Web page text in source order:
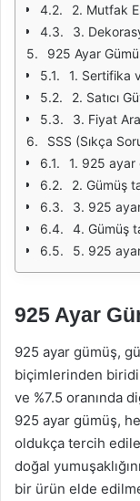
2. Mutfak
3.
925 Ayar
1. Sertifika
2. Satıcı
3. Fiyat
SSS (Sıkça
1. 925 ayar
2. Gümüş
3. 925
4. Gümüş
5. 925
925 Ayar
925 ayar gümüş,
biçimlerinden
ve %7.5 oranında
925 ayar gümüş,
oldukça tercih
doğal
bir ürün elde